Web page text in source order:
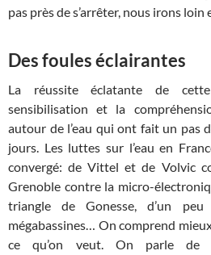
pas près de s’arrêter, nous irons loin
Des foules éclairantes
La réussite éclatante de
sensibilisation et la
autour de l’eau qui ont fait un pas
jours. Les luttes sur l’eau en
convergé: de Vittel et de Volvic
Grenoble contre la micro-
triangle de Gonesse, d’un
mégabassines… On comprend
ce qu’on veut. On parle de